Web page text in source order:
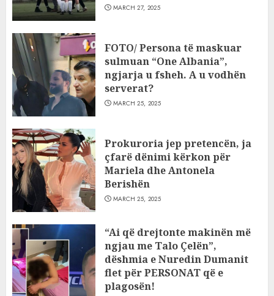
MARCH 27, 2025
FOTO/ Persona të maskuar
sulmuan “One Albania”,
ngjarja u fsheh. A u vodhën
serverat?
MARCH 25, 2025
Prokuroria jep pretencën, ja
çfarë dënimi kërkon për
Mariela dhe Antonela
Berishën
MARCH 25, 2025
“Ai që drejtonte makinën më
ngjau me Talo Çelën”,
dëshmia e Nuredin Dumanit
flet për PERSONAT që e
plagosën!